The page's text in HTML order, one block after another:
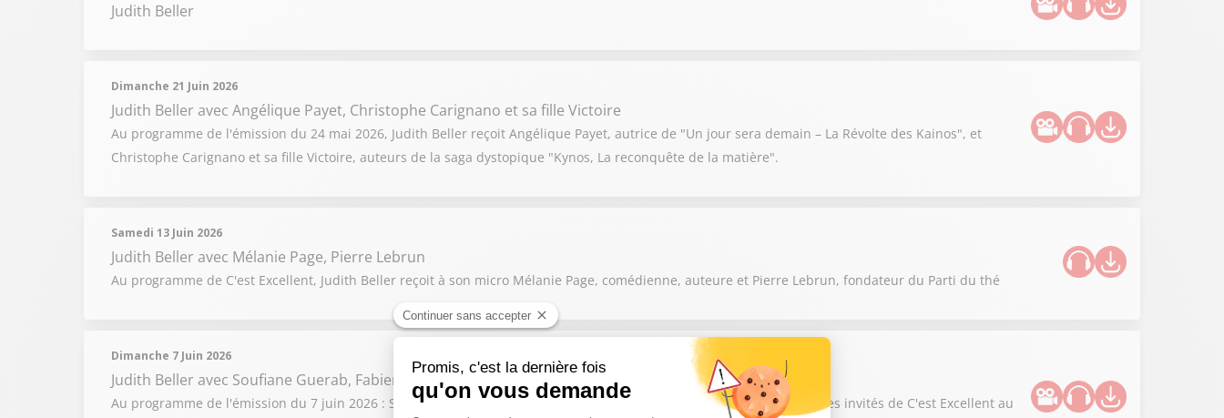
Judith Beller
Dimanche 21 Juin 2026
Judith Beller avec Angélique Payet, Christophe Carignano et sa fille Victoire
Au programme de l'émission du 24 mai 2026, Judith Beller reçoit Angélique Payet, autrice de "Un jour sera demain – La Révolte des Kainos", et
Christophe Carignano et sa fille Victoire, auteurs de la saga dystopique "Kynos, La reconquête de la matière".
Samedi 13 Juin 2026
Judith Beller avec Mélanie Page, Pierre Lebrun
Au programme de C'est Excellent, Judith Beller reçoit à son micro Mélanie Page, comédienne, auteure et Pierre Lebrun, fondateur du Parti du thé
Dimanche 7 Juin 2026
Judith Beller avec Soufiane Guerab, Fabien Richard
Au programme de l'émission du 7 juin 2026 : Soufiane Guerab, acteur et Fabien Richard auteur de "Fils de Flic" sont les invités de C'est Excellent au